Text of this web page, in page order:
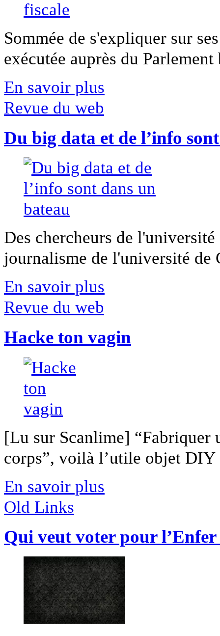
Sommée de s'expliquer sur
exécutée auprès du
En savoir plus
Revue du web
Du big data et de l’info
Des chercheurs de
journalisme de l'université
En savoir plus
Revue du web
Hacke ton vagin
[Lu sur Scanlime] “Fabriquer
corps”, voilà l’utile objet
En savoir plus
Old Links
Qui veut voter pour l’Enfer